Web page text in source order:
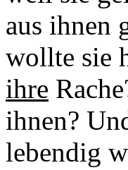
aus ihnen
wollte sie
ihre
ihnen?
lebendig